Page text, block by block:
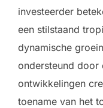
investeerder
een stilstaand
dynamische
ondersteund door
ontwikkelingen
toename van het